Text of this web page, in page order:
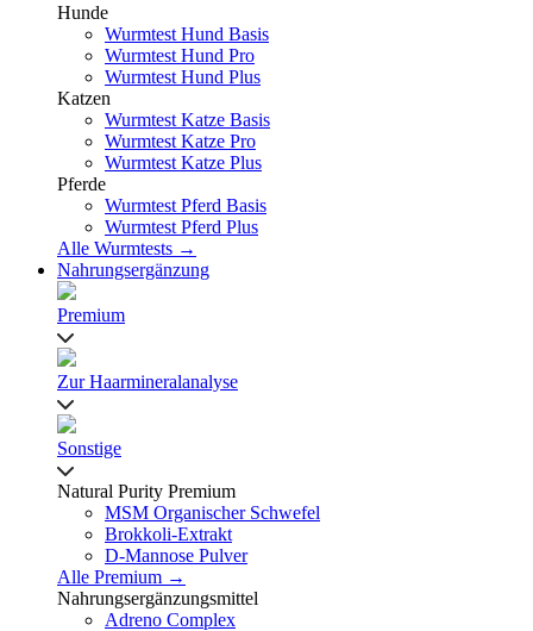
Hunde
Wurmtest Hund Basis
Wurmtest Hund Pro
Wurmtest Hund Plus
Katzen
Wurmtest Katze Basis
Wurmtest Katze Pro
Wurmtest Katze Plus
Pferde
Wurmtest Pferd Basis
Wurmtest Pferd Plus
Alle Wurmtests →
Nahrungsergänzung
Premium
Zur Haarmineralanalyse
Sonstige
Natural Purity Premium
MSM Organischer Schwefel
Brokkoli-Extrakt
D-Mannose Pulver
Alle Premium →
Nahrungsergänzungsmittel
Adreno Complex